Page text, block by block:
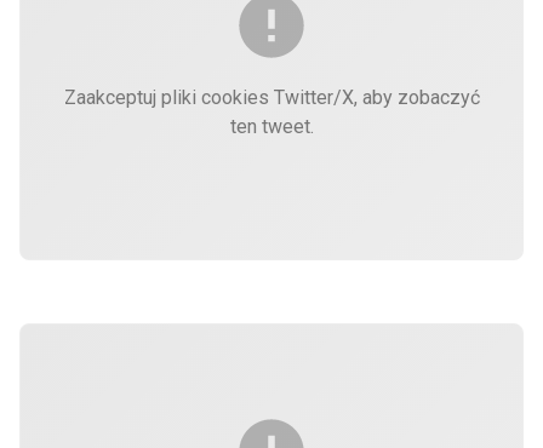
Zaakceptuj pliki cookies Twitter/X, aby zobaczyć
ten tweet.